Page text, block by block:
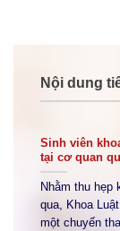
Nội dung
Sinh viên
tại cơ quan
Nhằm thu
qua, Khoa
một chuyến